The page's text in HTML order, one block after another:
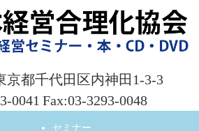
京都千代田区内神田1-3-3
0041 Fax:03-3293-0048
セミナー